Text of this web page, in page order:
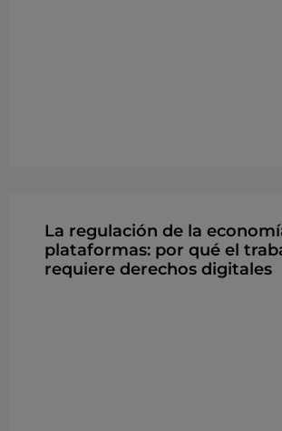
La regulación de la
plataformas: por qué el
requiere derechos digitales